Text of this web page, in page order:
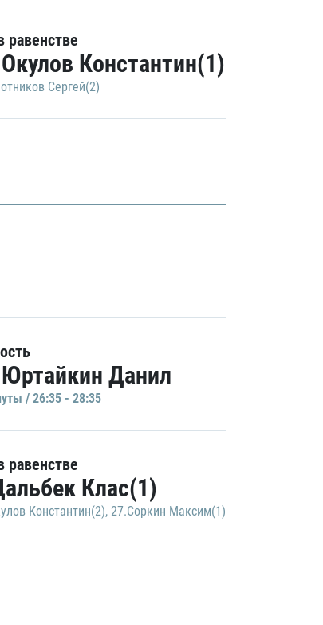
равенстве
Константин(1)
Сергей(2)
Данил
/ 26:35 - 28:35
равенстве
Клас(1)
Константин(2), 27.Соркин Максим(1)